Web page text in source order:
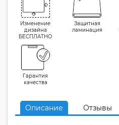
Изменение
дизайна
БЕСПЛАТНО
Защитная
ламинация
Гарантия
качества
Описание Отзывы